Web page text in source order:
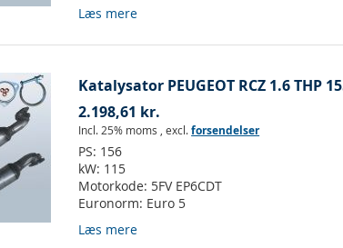
Læs mere
Katalysator PEUGEOT RCZ 1.6 THP
2.198,61 kr.
Incl. 25% moms ,excl.forsendelser
PS: 156
kW: 115
Motorkode: 5FV EP6CDT
Euronorm: Euro 5
Læs mere